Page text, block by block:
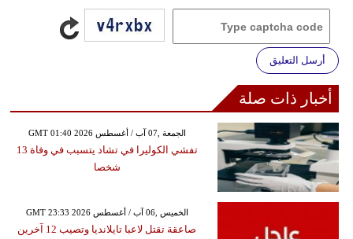
أرسل التعليق
أخبار ذات صلة
GMT 01:40 2026 الجمعة ,07 آب / أغسطس
تفشي الكوليرا في تشاد يتسبب في وفاة 13
شخصا
GMT 23:33 2026 الخميس ,06 آب / أغسطس
صاعقة تقتل لاعبا تايلانديا وتصيب 12 آخرين